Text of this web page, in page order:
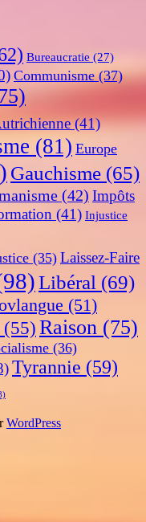
Bureaucratie (27)
Communisme(37)
(41)
(81) Europe
Gauchisme (65)
(42) Impôts
(41) Injustice
(35) Laissez-Faire
Libéral (69)
(51)
(55) Raison (75)
(36)
Tyrannie (59)
WordPress